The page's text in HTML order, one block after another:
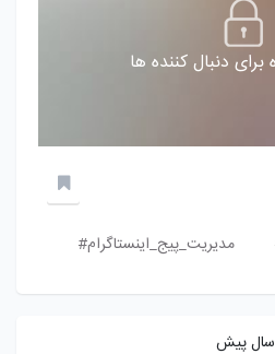
دنبال کننده ها
مدیریت_پیج_اینستاگرام#